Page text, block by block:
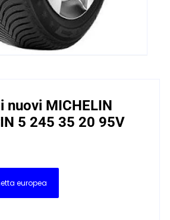
nuovi MICHELIN
5 245 35 20 95V
europea